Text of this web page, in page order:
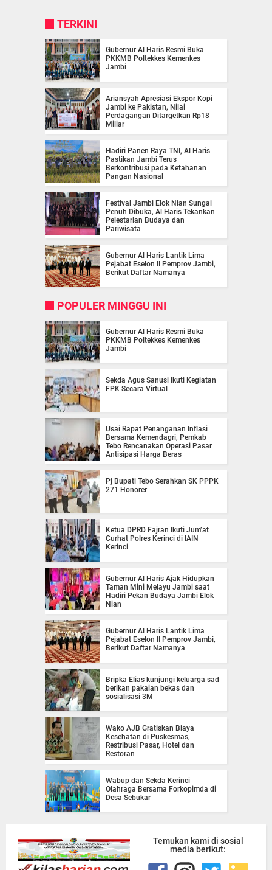
TERKINI
Gubernur Al Haris Resmi Buka
PKKMB Poltekkes Kemenkes
Jambi
Ariansyah Apresiasi Ekspor Kopi
Jambi ke Pakistan, Nilai
Perdagangan Ditargetkan Rp18
Miliar
Hadiri Panen Raya TNI, Al Haris
Pastikan Jambi Terus
Berkontribusi pada Ketahanan
Pangan Nasional
Festival Jambi Elok Nian Sungai
Penuh Dibuka, Al Haris Tekankan
Pelestarian Budaya dan
Pariwisata
Gubernur Al Haris Lantik Lima
Pejabat Eselon II Pemprov Jambi,
Berikut Daftar Namanya
POPULER MINGGU INI
Gubernur Al Haris Resmi Buka
PKKMB Poltekkes Kemenkes
Jambi
Sekda Agus Sanusi Ikuti Kegiatan
FPK Secara Virtual
Usai Rapat Penanganan Inflasi
Bersama Kemendagri, Pemkab
Tebo Rencanakan Operasi Pasar
Antisipasi Harga Beras
Pj Bupati Tebo Serahkan SK PPPK
271 Honorer
Ketua DPRD Fajran Ikuti Jum’at
Curhat Polres Kerinci di IAIN
Kerinci
Gubernur Al Haris Ajak Hidupkan
Taman Mini Melayu Jambi saat
Hadiri Pekan Budaya Jambi Elok
Nian
Gubernur Al Haris Lantik Lima
Pejabat Eselon II Pemprov Jambi,
Berikut Daftar Namanya
Bripka Elias kunjungi keluarga sad
berikan pakaian bekas dan
sosialisasi 3M
Wako AJB Gratiskan Biaya
Kesehatan di Puskesmas,
Restribusi Pasar, Hotel dan
Restoran
Wabup dan Sekda Kerinci
Olahraga Bersama Forkopimda di
Desa Sebukar
Temukan kami di sosial
media berikut: